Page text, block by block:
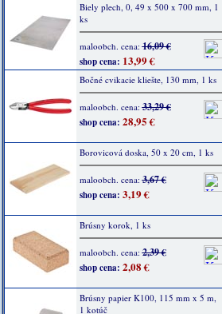
Biely plech, 0, 49 x 500 x 700 mm, 1
ks
maloobch. cena:16,09 €
shop cena: 13,99 €
Bočné cvikacie kliešte, 130 mm, 1 ks
maloobch. cena:33,29 €
shop cena: 28,95 €
Borovicová doska, 50 x 20 cm, 1 ks
maloobch. cena:3,67 €
shop cena: 3,19 €
Brúsny korok, 1 ks
maloobch. cena:2,39 €
shop cena: 2,08 €
Brúsny papier K100, 115 mm x 5 m,
1 kotúč